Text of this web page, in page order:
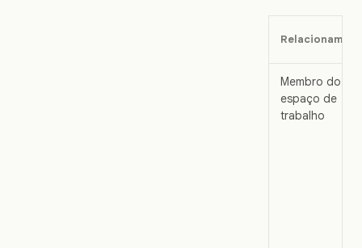
Membro do
espaço de
trabalho